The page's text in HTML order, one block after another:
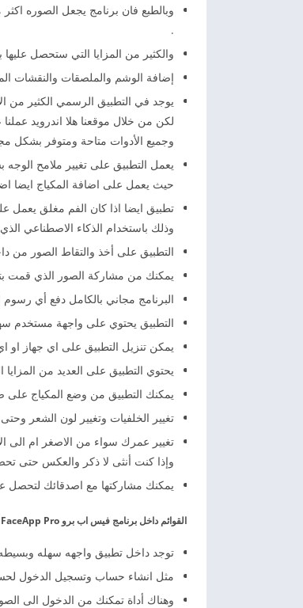
وبالطبع فان برنامج يجعل الصوره
.
والكثير من المزايا التي ستحصل
إضافة الوشم والملصقات والنقشات
يوجد في التطبيق الرسمي الكثير من
لكن من خلال موقعنا هلا اندرويد
وجميع الأدوات متاحة ومتوفر بشكل
يعمل التطبيق على تغيير ملامح
حيث يعمل على اضافة المكياج ايضا
تطبيق ايضا اذا كان الفم مغلق
وذلك باستخدام الذكاء الاصطناعي
التطبيق على أخذ والتقاط الصور من
يمكنك من مشاركة الصور الذي قمت
البرنامج مجاني بالكامل دفع أي
التطبيق يحتوي على واجهة مستخدم
يمكن تنزيل التطبيق على اي جهاز او
يحتوي التطبيق على العديد من
يمكنك التطبيق من وضع المكياج على
تغيير الخلفيات وتغيير لون الشعر
تغيير عمرك سواء من الاصغر ام الى
وإذا كنت أنثى لا ذكر والعكس حتى
يمكنك مشاركتها مع اصدقائك لتحصل
القوائم داخل برنامج فيس اب برو FaceApp Pro
توجد داخل تطبيق واجهه سهله وبسيطه
مثل انشاء حساب وتسجيل الدخول
وهناك أداة تمكنك من الدخول الى